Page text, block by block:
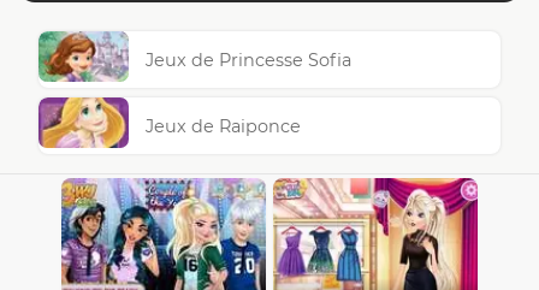
Jeux de Princesse Sofia
Jeux de Raiponce